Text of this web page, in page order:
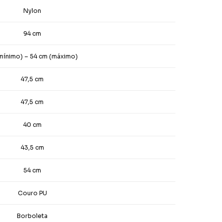
Nylon
94 cm
– 54 cm (máximo)
47,5 cm
47,5 cm
40 cm
43,5 cm
54 cm
Couro PU
Borboleta